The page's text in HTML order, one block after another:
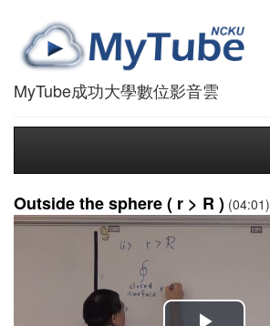
MyTube成功大學數位影音雲
Outside the sphere ( r > R ) (04:01)